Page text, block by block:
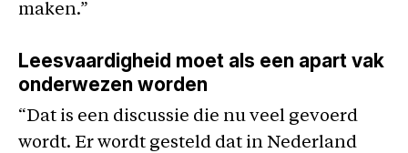
maken.”
Leesvaardigheid moet als een apart vak
onderwezen worden
“Dat is een discussie die nu veel gevoerd
wordt. Er wordt gesteld dat in Nederland